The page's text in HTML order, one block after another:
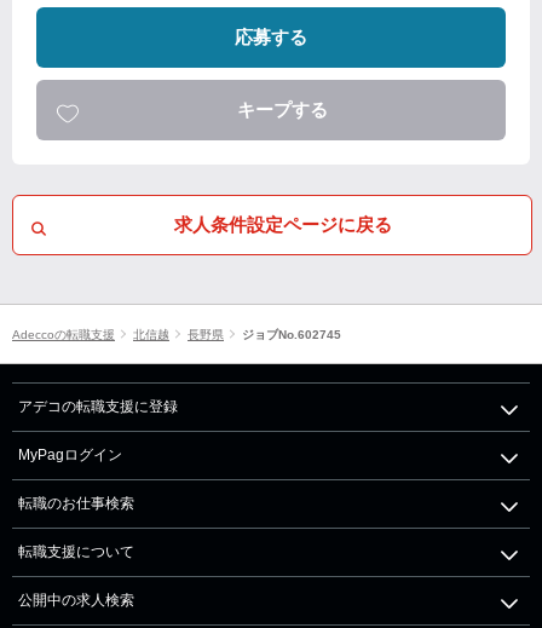
応募する
キープする
求人条件設定ページに戻る
Adeccoの転職支援 北信越 長野県 ジョブNo.602745
アデコの転職支援に登録
MyPagログイン
転職のお仕事検索
転職支援について
公開中の求人検索